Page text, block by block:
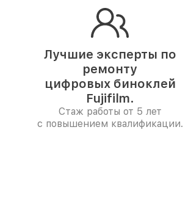
Лучшие эксперты по
ремонту
цифровых биноклей
Fujifilm.
Стаж работы от 5 лет
с повышением квалификации.